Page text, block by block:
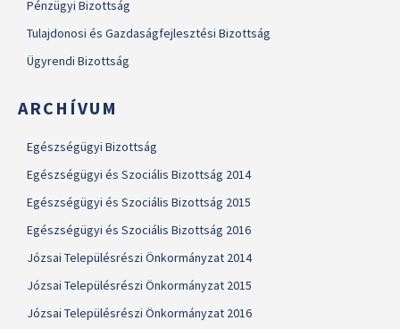
Pénzügyi Bizottság
Tulajdonosi és Gazdaságfejlesztési Bizottság
Ügyrendi Bizottság
ARCHÍVUM
Egészségügyi Bizottság
Egészségügyi és Szociális Bizottság 2014
Egészségügyi és Szociális Bizottság 2015
Egészségügyi és Szociális Bizottság 2016
Józsai Településrészi Önkormányzat 2014
Józsai Településrészi Önkormányzat 2015
Józsai Településrészi Önkormányzat 2016